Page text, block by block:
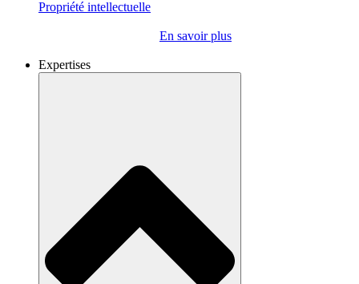
Propriété intellectuelle
En savoir plus
Expertises